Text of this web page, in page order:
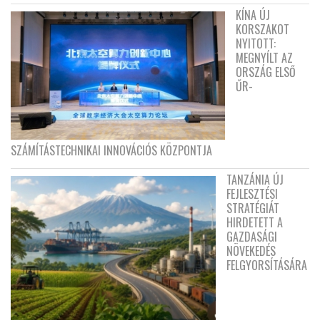
KÍNA ÚJ
KORSZAKOT
NYITOTT:
MEGNYÍLT AZ
ORSZÁG ELSŐ
ŰR-
SZÁMÍTÁSTECHNIKAI INNOVÁCIÓS KÖZPONTJA
TANZÁNIA ÚJ
FEJLESZTÉSI
STRATÉGIÁT
HIRDETETT A
GAZDASÁGI
NÖVEKEDÉS
FELGYORSÍTÁSÁRA